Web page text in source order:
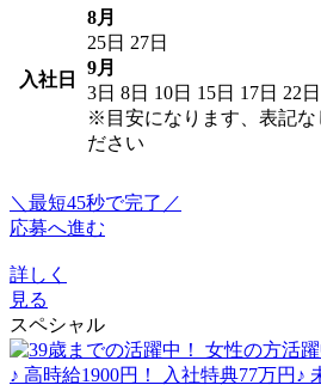
入社日
8月
25日 27日
9月
3日 8日 10日 15日 17日 22日
※目安になります、表記な
ださい
＼最短45秒で完了／
応募へ進む
詳しく
見る
スペシャル